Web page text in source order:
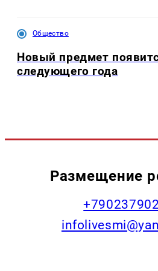
Общество
Новый предмет
следующего года
Размещение